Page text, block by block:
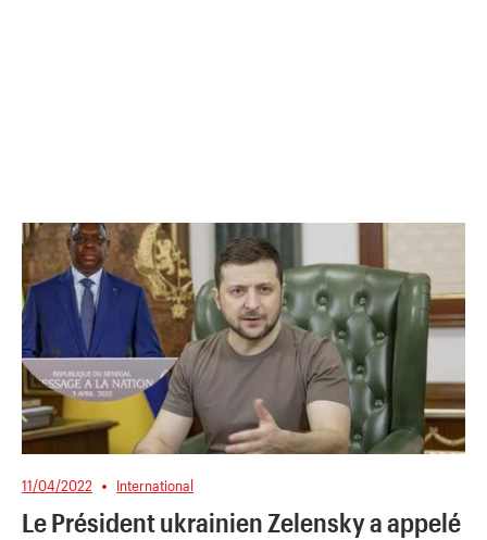
11/04/2022 International
Le Président ukrainien Zelensky a appelé